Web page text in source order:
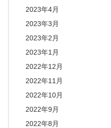
2023年4月
2023年3月
2023年2月
2023年1月
2022年12月
2022年11月
2022年10月
2022年9月
2022年8月